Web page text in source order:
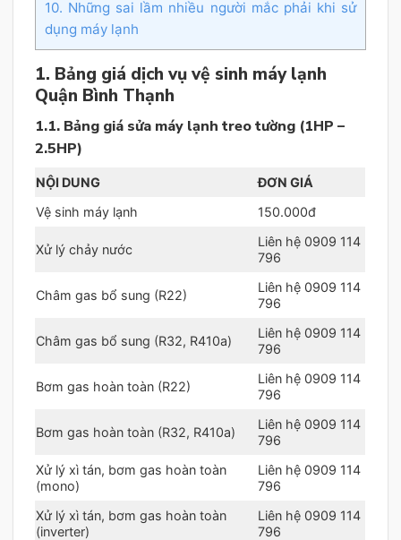
10. Những sai lầm nhiều người mắc phải khi sử
dụng máy lạnh
1. Bảng giá dịch vụ vệ sinh máy lạnh
Quận Bình Thạnh
1.1. Bảng giá sửa máy lạnh treo tường (1HP –
2.5HP)
NỘI DUNG
ĐƠN GIÁ
Vệ sinh máy lạnh
150.000đ
Xử lý chảy nước
Liên hệ 0909 114
796
Châm gas bổ sung (R22)
Liên hệ 0909 114
796
Châm gas bổ sung (R32, R410a)
Liên hệ 0909 114
796
Bơm gas hoàn toàn (R22)
Liên hệ 0909 114
796
Bơm gas hoàn toàn (R32, R410a)
Liên hệ 0909 114
796
Xử lý xì tán, bơm gas hoàn toàn
(mono)
Liên hệ 0909 114
796
Xử lý xì tán, bơm gas hoàn toàn
(inverter)
Liên hệ 0909 114
796